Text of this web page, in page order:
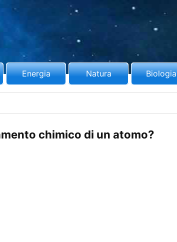
Energia Natura Biologia
chimico di un atomo?